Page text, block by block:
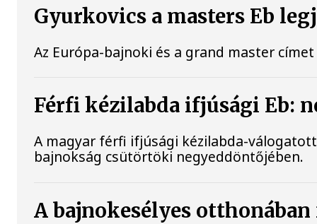
Gyurkovics a masters Eb
Az Európa-bajnoki és a grand master
Férfi kézilabda ifjúsági Eb:
A magyar férfi ifjúsági kézilabda-
bajnokság csütörtöki negyeddöntőjében.
A bajnokesélyes